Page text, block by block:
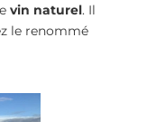
vin naturel. Il
le renommé